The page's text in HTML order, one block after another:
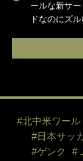
ールな新サ
ドなのにズ
#北中米ワー
#日本サッ
#ゲンク
#